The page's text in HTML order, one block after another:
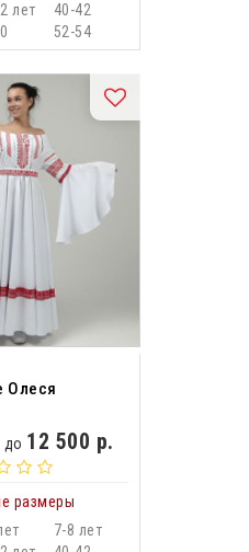
лет
40-42
52-54
Олеся
до 12 500 р.
размеры
7-8 лет